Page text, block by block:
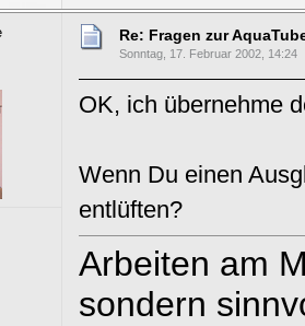
Re: Fragen zur
Sonntag, 17. Februar 2002, 14:24
OK, ich übernehme
Wenn Du einen
entlüften?
Arbeiten am
sondern